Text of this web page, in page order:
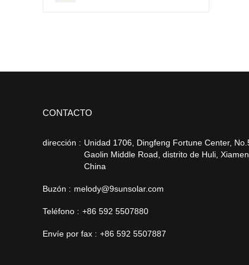
CONTACTO
dirección : Unidad 1706, Dingfeng Fortune Center,
Gaolin Middle Road, distrito de Huli, Xiamen,
China
Buzón : melody@9sunsolar.com
Teléfono : +86 592 5507880
Envíe por fax : +86 592 5507887